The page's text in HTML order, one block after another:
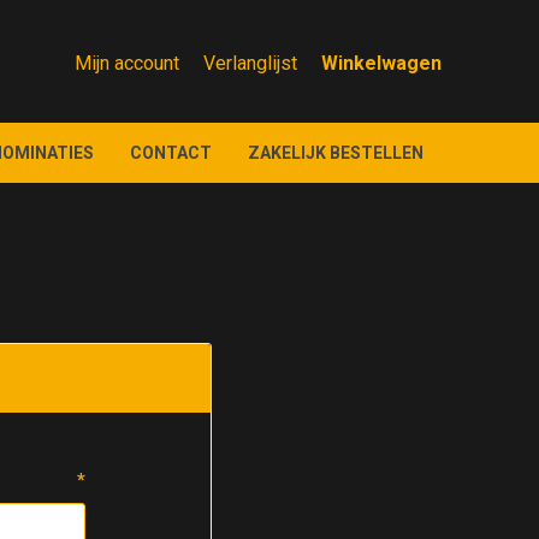
Mijn account Verlanglijst
CONTACT ZAKELIJK BESTELLEN
*